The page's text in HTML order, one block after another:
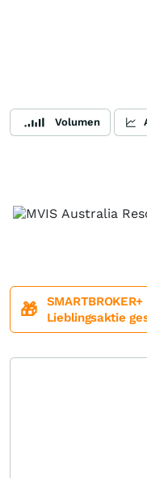
Volumen
🎁
Lieblingsaktie